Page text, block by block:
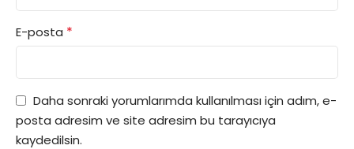
E-posta *
Daha sonraki yorumlarımda kullanılması için adım, e-
posta adresim ve site adresim bu tarayıcıya
kaydedilsin.